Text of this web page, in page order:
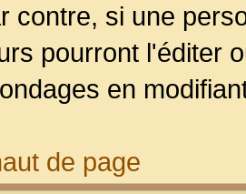
contre, si une
pourront l'éditer
en
de page